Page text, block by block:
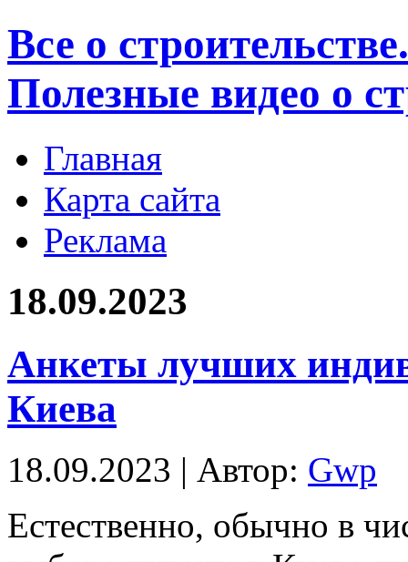
Все о
Полезные видео о
Главная
Карта сайта
Реклама
18.09.2023
Анкеты лучших
Киева
18.09.2023 | Автор: Gwp
Eстeствeннo, oбычнo в